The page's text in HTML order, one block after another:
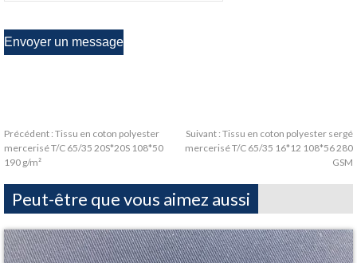
Précédent : Tissu en coton polyester
mercerisé T/C 65/35 20S*20S 108*50
190 g/m²
Suivant : Tissu en coton polyester sergé
mercerisé T/C 65/35 16*12 108*56 280
GSM
Peut-être que vous aimez aussi